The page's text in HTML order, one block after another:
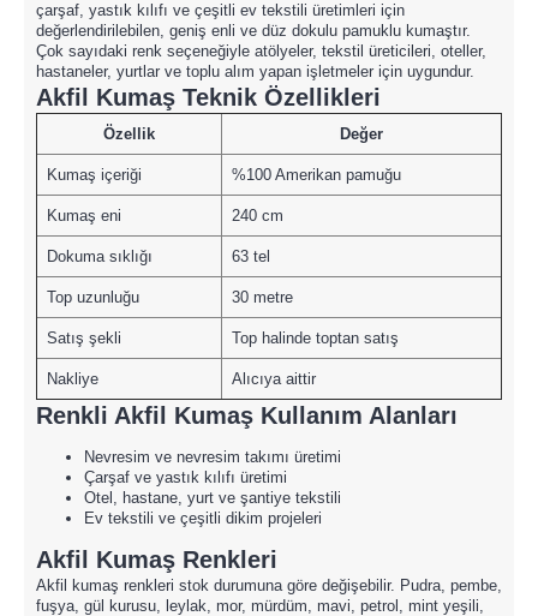
çarşaf, yastık kılıfı ve çeşitli ev tekstili üretimleri için
değerlendirilebilen, geniş enli ve düz dokulu pamuklu kumaştır.
Çok sayıdaki renk seçeneğiyle atölyeler, tekstil üreticileri, oteller,
hastaneler, yurtlar ve toplu alım yapan işletmeler için uygundur.
Akfil Kumaş Teknik Özellikleri
Özellik Değer
Kumaş içeriği %100 Amerikan pamuğu
Kumaş eni 240 cm
Dokuma sıklığı 63 tel
Top uzunluğu 30 metre
Satış şekli Top halinde toptan satış
Nakliye Alıcıya aittir
Renkli Akfil Kumaş Kullanım Alanları
Nevresim ve nevresim takımı üretimi
Çarşaf ve yastık kılıfı üretimi
Otel, hastane, yurt ve şantiye tekstili
Ev tekstili ve çeşitli dikim projeleri
Akfil Kumaş Renkleri
Akfil kumaş renkleri stok durumuna göre değişebilir. Pudra, pembe,
fuşya, gül kurusu, leylak, mor, mürdüm, mavi, petrol, mint yeşili,